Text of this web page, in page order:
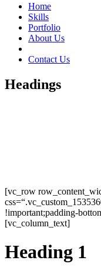
Home
Skills
Portfolio
About Us
Contact Us
Headings
[vc_row
!important;padding-
[vc_column_text]
Heading 1